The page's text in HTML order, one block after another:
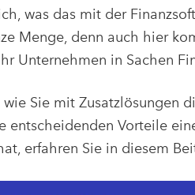
was das mit der
Menge, denn auch hier
Unternehmen in Sachen
Sie mit Zusatzlösungen
entscheidenden Vorteile
erfahren Sie in diesem